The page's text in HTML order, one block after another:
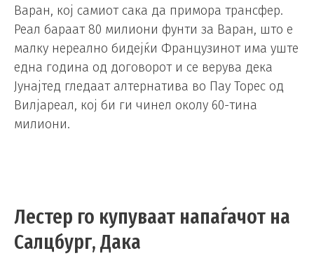
Варан, кој самиот сака да примора трансфер.
Реал бараат 80 милиони фунти за Варан, што е
малку нереално бидејќи Французинот има уште
една година од договорот и се верува дека
Јунајтед гледаат алтернатива во Пау Торес од
Вилјареал, кој би ги чинел околу 60-тина
милиони.
Лестер го купуваат напаѓачот на
Салцбург, Дака